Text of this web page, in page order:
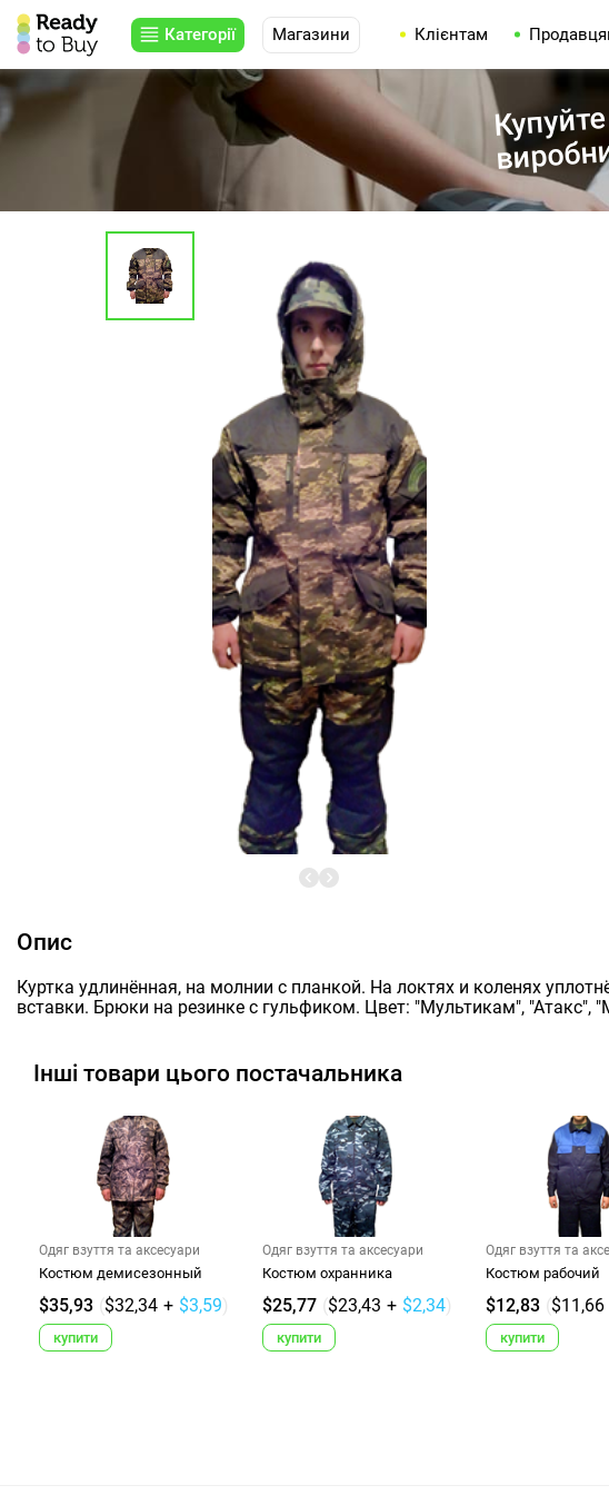
Категорії Магазини Клієнтам
Опис
Куртка удлинённая, на молнии с планкой. На локтях и коленях
вставки. Брюки на резинке с гульфиком. Цвет: "Мультикам", "Атакс",
Інші товари цього постачальника
Одяг взуття та аксесуари
Костюм демисезонный
$35,93 ($32,34 + $3,59)
купити
Одяг взуття та аксесуари
Костюм охранника
$25,77 ($23,43 + $2,34)
купити
Одяг взуття та
Костюм рабочий
$12,83 ($11,66
купити